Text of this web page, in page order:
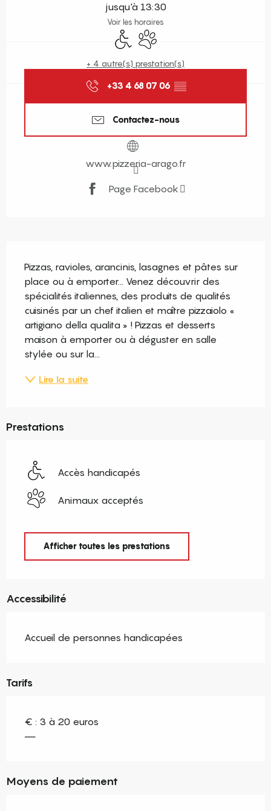
jusqu'à 13:30
Voir les horaires
Accès handicapés
Animaux acceptés
+ 4 autre(s) prestation(s)
+33 4 68 07 06 ▒▒
Contactez-nous
www.pizzeria-arago.fr
Page Facebook
Pizzas, ravioles, arancinis, lasagnes et pâtes sur
place ou à emporter... Venez découvrir des
spécialités italiennes, des produits de qualités
cuisinés par un chef italien et maître pizzaiolo «
artigiano della qualita » ! Pizzas et desserts
maison à emporter ou à déguster en salle
stylée ou sur la...
Lire la suite
Prestations
Accès handicapés
Animaux acceptés
Afficher toutes les prestations
Accessibilité
Accueil de personnes handicapées
Tarifs
€ : 3 à 20 euros
—
Moyens de paiement